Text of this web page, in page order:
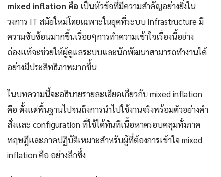
mixed inflation คือ เป็นหัวข้อที่มีความสำคัญอย่างยิ่งใน
วงการ IT สมัยใหม่โดยเฉพาะในยุคที่ระบบ Infrastructure มี
ความซับซ้อนมากขึ้นเรื่อยๆการทำความเข้าใจเรื่องนี้อย่าง
ถ่องแท้จะช่วยให้ผู้ดูแลระบบและนักพัฒนาสามารถทำงานได้
อย่างมีประสิทธิภาพมากขึ้น
ในบทความนี้จะอธิบายรายละเอียดเกี่ยวกับ mixed inflation
คือ ตั้งแต่พื้นฐานไปจนถึงการนำไปใช้งานจริงพร้อมตัวอย่างคำ
สั่งและ configuration ที่ใช้ได้ทันทีเนื้อหาครอบคลุมทั้งภาค
ทฤษฎีและภาคปฏิบัติเหมาะสำหรับผู้ที่ต้องการเข้าใจ mixed
inflation คือ อย่างลึกซึ้ง